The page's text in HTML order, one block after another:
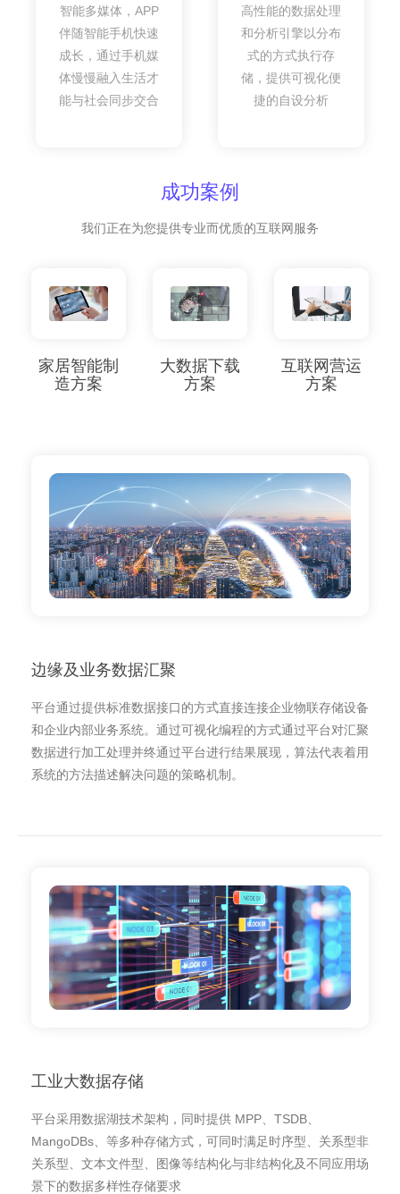
智能多媒体，APP
伴随智能手机快速
成长，通过手机媒
体慢慢融入生活才
能与社会同步交合
高性能的数据处理
和分析引擎以分布
式的方式执行存
储，提供可视化便
捷的自设分析
成功案例
我们正在为您提供专业而优质的互联网服务
家居智能制
造方案
大数据下载
方案
互联网营运
方案
边缘及业务数据汇聚
平台通过提供标准数据接口的方式直接连接企业物联存储设备
和企业内部业务系统。通过可视化编程的方式通过平台对汇聚
数据进行加工处理并终通过平台进行结果展现，算法代表着用
系统的方法描述解决问题的策略机制。
工业大数据存储
平台采用数据湖技术架构，同时提供 MPP、TSDB、
MangoDBs、等多种存储方式，可同时满足时序型、关系型非
关系型、文本文件型、图像等结构化与非结构化及不同应用场
景下的数据多样性存储要求